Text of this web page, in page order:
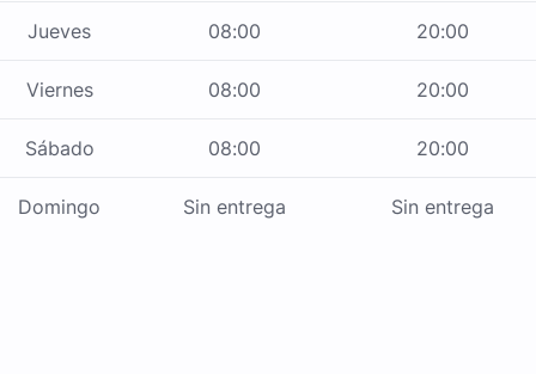
Jueves 08:00 20:00
Viernes 08:00 20:00
Sábado 08:00 20:00
Domingo Sin entrega Sin entrega